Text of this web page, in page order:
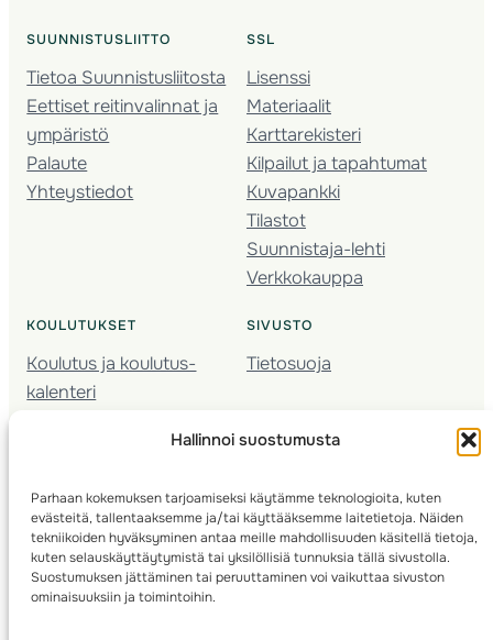
Hallinnoi suostumusta
Parhaan kokemuksen tarjoamiseksi käytämme teknologioita, kuten
evästeitä, tallentaaksemme ja/tai käyttääksemme laitetietoja. Näiden
tekniikoiden hyväksyminen antaa meille mahdollisuuden käsitellä tietoja,
kuten selauskäyttäytymistä tai yksilöllisiä tunnuksia tällä sivustolla.
Suostumuksen jättäminen tai peruuttaminen voi vaikuttaa sivuston
ominaisuuksiin ja toimintoihin.
SUUNNISTUSLIITTO
Tietoa Suunnistusliitosta
Eettiset reitinvalinnat ja
ympäristö
Palaute
Yhteystiedot
SSL
Lisenssi
Materiaalit
Karttarekisteri
Kilpailut ja tapahtumat
Kuvapankki
Tilastot
Suunnistaja-lehti
Verkkokauppa
KOULUTUKSET
Koulutus ja koulutus­
kalenteri
Seura­kehittäminen
Kartoitus
Ratamestari
SIVUSTO
Tietosuoja
© 2025 ·Suomen Suunnistusliitto· Valimotie 10, 00380 Helsinki, Finland